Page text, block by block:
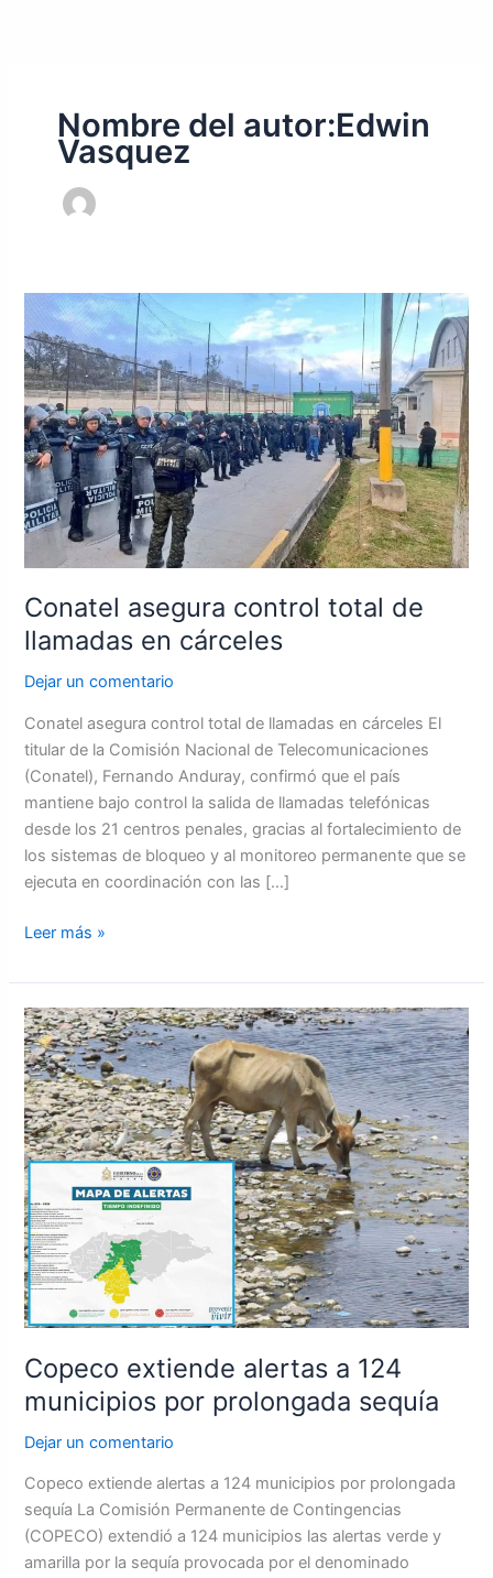
Nombre del autor:Edwin
Vasquez
Conatel asegura control total de
llamadas en cárceles
Dejar un comentario
Conatel asegura control total de llamadas en cárceles El
titular de la Comisión Nacional de Telecomunicaciones
(Conatel), Fernando Anduray, confirmó que el país
mantiene bajo control la salida de llamadas telefónicas
desde los 21 centros penales, gracias al fortalecimiento de
los sistemas de bloqueo y al monitoreo permanente que se
ejecuta en coordinación con las […]
Conatel
asegura
control
total
de
llamadas
en
cárceles
Leer más »
Copeco extiende alertas a 124
municipios por prolongada sequía
Dejar un comentario
Copeco extiende alertas a 124 municipios por prolongada
sequía La Comisión Permanente de Contingencias
(COPECO) extendió a 124 municipios las alertas verde y
amarilla por la sequía provocada por el denominado
Copeco
extiende
alertas
a
124
municipios
por
prolongada
sequía